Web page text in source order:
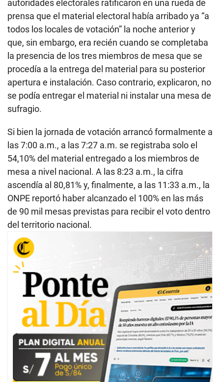
autoridades electorales ratificaron en una rueda de
prensa que el material electoral había arribado ya “a
todos los locales de votación” la noche anterior y
que, sin embargo, era recién cuando se completaba
la presencia de los tres miembros de mesa que se
procedía a la entrega del material para su posterior
apertura e instalación. Caso contrario, explicaron, no
se podía entregar el material ni instalar una mesa de
sufragio.
Si bien la jornada de votación arrancó formalmente a
las 7:00 a.m., a las 7:27 a.m. se registraba solo el
54,10% del material entregado a los miembros de
mesa a nivel nacional. A las 8:23 a.m., la cifra
ascendía al 80,81% y, finalmente, a las 11:33 a.m., la
ONPE reportó haber alcanzado el 100% en las más
de 90 mil mesas previstas para recibir el voto dentro
del territorio nacional.